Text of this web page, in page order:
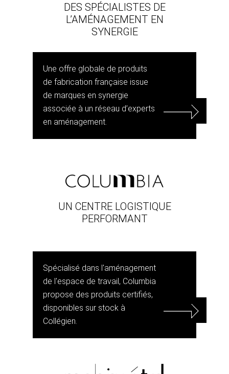
DES SPÉCIALISTES DE
L’AMÉNAGEMENT EN
SYNERGIE
Une offre globale de produits
de fabrication française issue
de marques en synergie
associée à un réseau d’experts
en aménagement.
UN CENTRE LOGISTIQUE
PERFORMANT
Spécialisé dans l'aménagement
de l'espace de travail, Columbia
propose des produits certifiés,
disponibles sur stock à
Collégien.